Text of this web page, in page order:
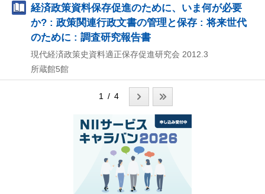
経済政策資料保存促進のために、いま何が必要
か? : 政策関連行政文書の管理と保存 : 将来世代
のために : 調査研究報告書
現代経済政策史資料適正保存促進研究会 2012.3
所蔵館5館
1 / 4